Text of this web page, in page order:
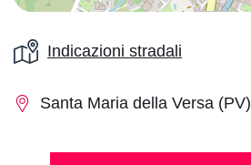
Indicazioni stradali
Santa Maria della Versa (PV)
lettura
lettura